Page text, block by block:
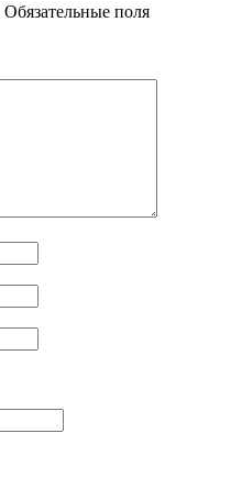
Обязательные поля